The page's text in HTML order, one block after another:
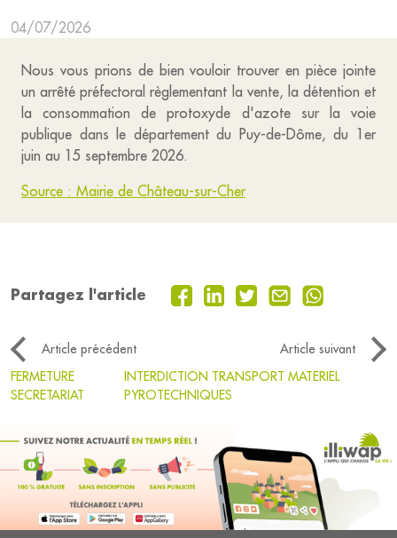
04/07/2026
Nous vous prions de bien vouloir trouver en pièce jointe
un arrêté préfectoral règlementant la vente, la détention et
la consommation de protoxyde d'azote sur la voie
publique dans le département du Puy-de-Dôme, du 1er
juin au 15 septembre 2026.
Source : Mairie de Château-sur-Cher
Partagez l'article
Article précédent
Article suivant
FERMETURE
SECRETARIAT
INTERDICTION TRANSPORT MATERIEL
PYROTECHNIQUES